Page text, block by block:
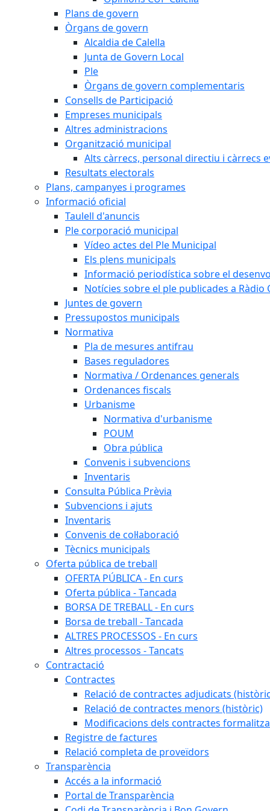
Plans de govern
Òrgans de govern
Alcaldia de Calella
Junta de Govern Local
Ple
Òrgans de govern complementaris
Consells de Participació
Empreses municipals
Altres administracions
Organització municipal
Alts càrrecs, personal directiu i càrrecs
Resultats electorals
Plans, campanyes i programes
Informació oficial
Taulell d'anuncis
Ple corporació municipal
Vídeo actes del Ple Municipal
Els plens municipals
Informació periodística sobre el
Notícies sobre el ple publicades a Ràdio
Juntes de govern
Pressupostos municipals
Normativa
Pla de mesures antifrau
Bases reguladores
Normativa / Ordenances generals
Ordenances fiscals
Urbanisme
Normativa d'urbanisme
POUM
Obra pública
Convenis i subvencions
Inventaris
Consulta Pública Prèvia
Subvencions i ajuts
Inventaris
Convenis de col·laboració
Tècnics municipals
Oferta pública de treball
OFERTA PÚBLICA - En curs
Oferta pública - Tancada
BORSA DE TREBALL - En curs
Borsa de treball - Tancada
ALTRES PROCESSOS - En curs
Altres processos - Tancats
Contractació
Contractes
Relació de contractes adjudicats
Relació de contractes menors (històric)
Modificacions dels contractes
Registre de factures
Relació completa de proveïdors
Transparència
Accés a la informació
Portal de Transparència